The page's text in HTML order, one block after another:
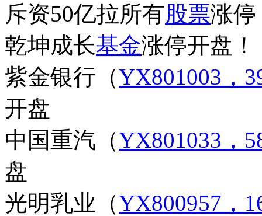
斥资50亿拉所有股票涨停
乾坤成长基金涨停开盘！
紫金银行 （YX801003，
开盘
中国重汽 （YX801033，
盘
光明乳业 （YX800957，